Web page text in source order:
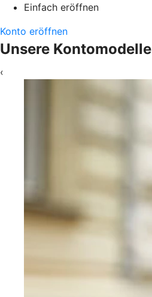
Einfach eröffnen
Konto eröffnen
Unsere Kontomodelle
‹